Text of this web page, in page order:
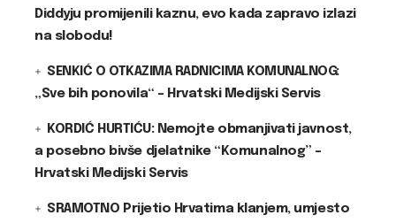
Diddyju promijenili kaznu, evo kada zapravo izlazi
na slobodu!
SENKIĆ O OTKAZIMA RADNICIMA KOMUNALNOG:
„Sve bih ponovila“ – Hrvatski Medijski Servis
KORDIĆ HURTIĆU: Nemojte obmanjivati javnost,
a posebno bivše djelatnike “Komunalnog” –
Hrvatski Medijski Servis
SRAMOTNO Prijetio Hrvatima klanjem, umjesto